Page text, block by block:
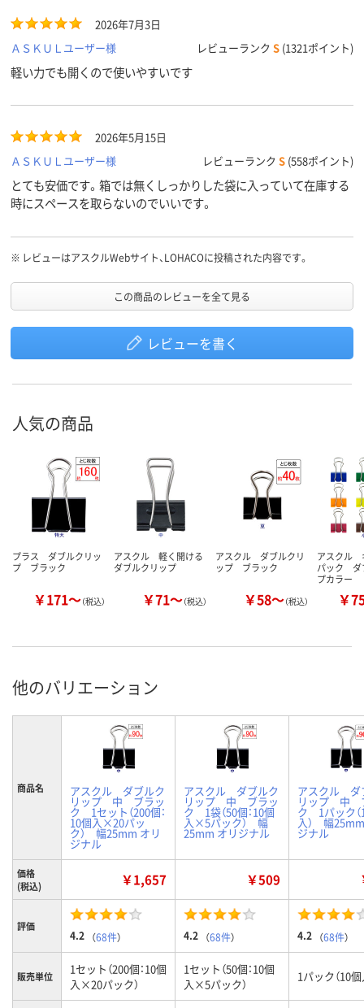
2026年7月3日
ＡＳＫＵＬユーザー様
レビューランク S (1321ポイント)
軽い力でも開くので使いやすいです
2026年5月15日
ＡＳＫＵＬユーザー様
レビューランク S (558ポイント)
とても安価です。箱では無くしっかりした袋に入っていて在庫する
時にスペースを取らないのでいいです。
※ レビューはアスクルWebサイト、LOHACOに投稿された内容です。
この商品のレビューを全て見る
レビューを書く
人気の商品
プラス ダブルクリッ
プ ブラック
￥171～（税込）
アスクル 軽く開ける
ダブルクリップ
￥71～（税込）
アスクル ダブルクリ
ップ ブラック
￥58～（税込）
アスクル
パック ダ
プカラー
￥
他のバリエーション
商品名 アスクル ダブルク
リップ 中 ブラッ
ク 1セット（200個：
10個入×20パッ
ク） 幅25mm オリ
ジナル
アスクル ダブルク
リップ 中 ブラッ
ク 1袋（50個：10個
入×5パック） 幅
25mm オリジナル
アスクル ダ
リップ 中
ク 1パック（
入） 幅
ジナル
価格
(税込)
￥1,657 ￥509
評価
4.2 （68件） 4.2 （68件） 4.2 （68件）
販売単位
1セット（200個：10個
入×20パック）
1セット（50個：10個
入×5パック）
1パック（10個